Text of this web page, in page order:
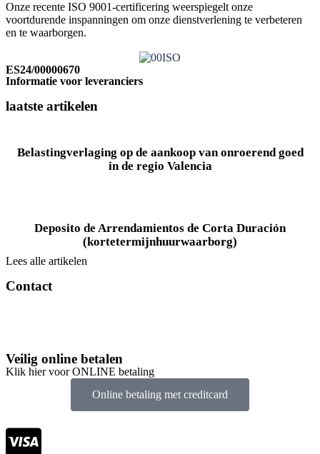
Onze recente ISO 9001-certificering weerspiegelt onze
voortdurende inspanningen om onze dienstverlening te verbeteren
en te waarborgen.
ES24/00000670
Informatie voor leveranciers
laatste artikelen
Belastingverlaging op de aankoop van onroerend goed
in de regio Valencia
Deposito de Arrendamientos de Corta Duración
(kortetermijnhuurwaarborg)
Lees alle artikelen
Contact
Veilig online betalen
Klik hier voor ONLINE betaling
Online betaling met creditcard